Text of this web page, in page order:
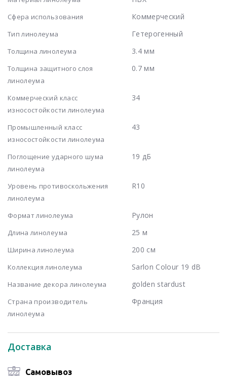
Доставка
Самовывоз
Сфера использования Коммерческий
Тип линолеума Гетерогенный
Толщина линолеума 3.4 мм
Толщина защитного слоя
линолеума
0.7 мм
Коммерческий класс
износостойкости линолеума
34
Промышленный класс
износостойкости линолеума
43
Поглощение ударного шума
линолеума
19 дБ
Уровень противоскольжения
линолеума
R10
Формат линолеума Рулон
Длина линолеума 25 м
Ширина линолеума 200 см
Коллекция линолеума Sarlon Colour 19 dB
Название декора линолеума golden stardust
Страна производитель
линолеума
Франция